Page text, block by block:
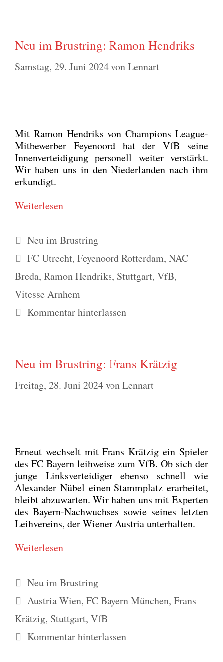
Neu im Brustring: Ramon Hendriks
Samstag, 29. Juni 2024vonLennart
Mit Ramon Hen­driks von Cham­pi­ons League-
Mit­be­wer­ber Feye­noord hat der VfB sei­ne
Innen­ver­tei­di­gung per­so­nell wei­ter ver­stärkt.
Wir haben uns in den Nie­der­lan­den nach ihm
erkun­digt.
Wei­ter­le­sen
Kategorien
Neu im Brustring
Schlagwörter
FC Utrecht, Feyenoord Rotterdam, NAC
Breda, Ramon Hendriks, Stuttgart, VfB,
Vitesse Arnhem
Kommentar hinterlassen
Neu im Brustring: Frans Krätzig
Freitag, 28. Juni 2024vonLennart
Erneut wech­selt mit Frans Krät­zig ein Spie­ler
des FC Bay­ern leih­wei­se zum VfB. Ob sich der
jun­ge Links­ver­tei­di­ger eben­so schnell wie
Alex­an­der Nübel einen Stamm­platz erar­bei­tet,
bleibt abzu­war­ten. Wir haben uns mit Exper­ten
des Bay­ern-Nach­wuch­ses sowie sei­nes letz­ten
Leih­ver­eins, der Wie­ner Aus­tria unter­hal­ten.
Wei­ter­le­sen
Kategorien
Neu im Brustring
Schlagwörter
Austria Wien, FC Bayern München, Frans
Krätzig, Stuttgart, VfB
Kommentar hinterlassen